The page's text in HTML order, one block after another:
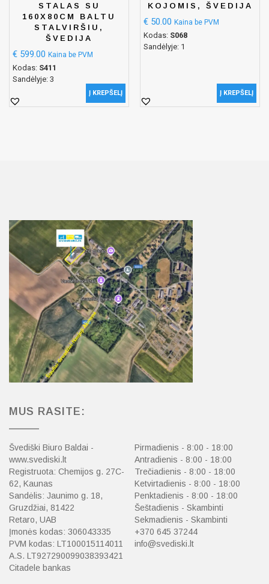
STALAS SU
160X80CM BALTU
STALVIRŠIU,
ŠVEDIJA
€ 599.00 Kaina be PVM
Kodas: S411
Sandėlyje: 3
Į KREPŠELĮ
KOJOMIS, ŠVEDIJA
€ 50.00 Kaina be PVM
Kodas: S068
Sandėlyje: 1
Į KREPŠELĮ
MUS RASITE:
Švediški Biuro Baldai -
www.svediski.lt
Registruota: Chemijos g. 27C-
62, Kaunas
Sandėlis: Jaunimo g. 18,
Gruzdžiai, 81422
Retaro, UAB
Įmonės kodas: 306043335
PVM kodas: LT100015114011
A.S. LT927290099038393421
Citadele bankas
Pirmadienis - 8:00 - 18:00
Antradienis - 8:00 - 18:00
Trečiadienis - 8:00 - 18:00
Ketvirtadienis - 8:00 - 18:00
Penktadienis - 8:00 - 18:00
Šeštadienis - Skambinti
Sekmadienis - Skambinti
+370 645 37244
info@svediski.lt